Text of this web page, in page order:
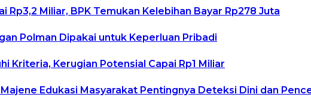
Rp3,2 Miliar, BPK Temukan Kelebihan Bayar Rp278 Juta
Polman Dipakai untuk Keperluan Pribadi
Kriteria, Kerugian Potensial Capai Rp1 Miliar
Edukasi Masyarakat Pentingnya Deteksi Dini dan